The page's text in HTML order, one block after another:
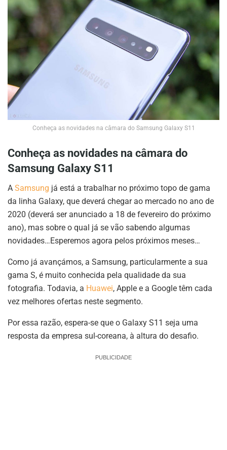
Conheça as novidades na câmara do Samsung Galaxy S11
Conheça as novidades na câmara do
Samsung Galaxy S11
A Samsung já está a trabalhar no próximo topo de gama
da linha Galaxy, que deverá chegar ao mercado no ano de
2020 (deverá ser anunciado a 18 de fevereiro do próximo
ano), mas sobre o qual já se vão sabendo algumas
novidades…Esperemos agora pelos próximos meses…
Como já avançámos, a Samsung, particularmente a sua
gama S, é muito conhecida pela qualidade da sua
fotografia. Todavia, a Huawei, Apple e a Google têm cada
vez melhores ofertas neste segmento.
Por essa razão, espera-se que o Galaxy S11 seja uma
resposta da empresa sul-coreana, à altura do desafio.
PUBLICIDADE